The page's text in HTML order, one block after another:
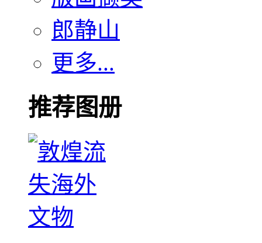
郎静山
更多...
推荐图册